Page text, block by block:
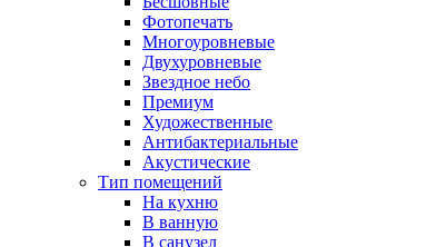
Фотопечать
Многоуровневые
Двухуровневые
Звездное небо
Премиум
Художественные
Антибактериальные
Акустические
Тип помещений
На кухню
В ванную
В санузел